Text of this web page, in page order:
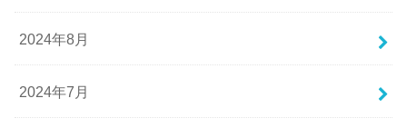
2024年8月
2024年7月